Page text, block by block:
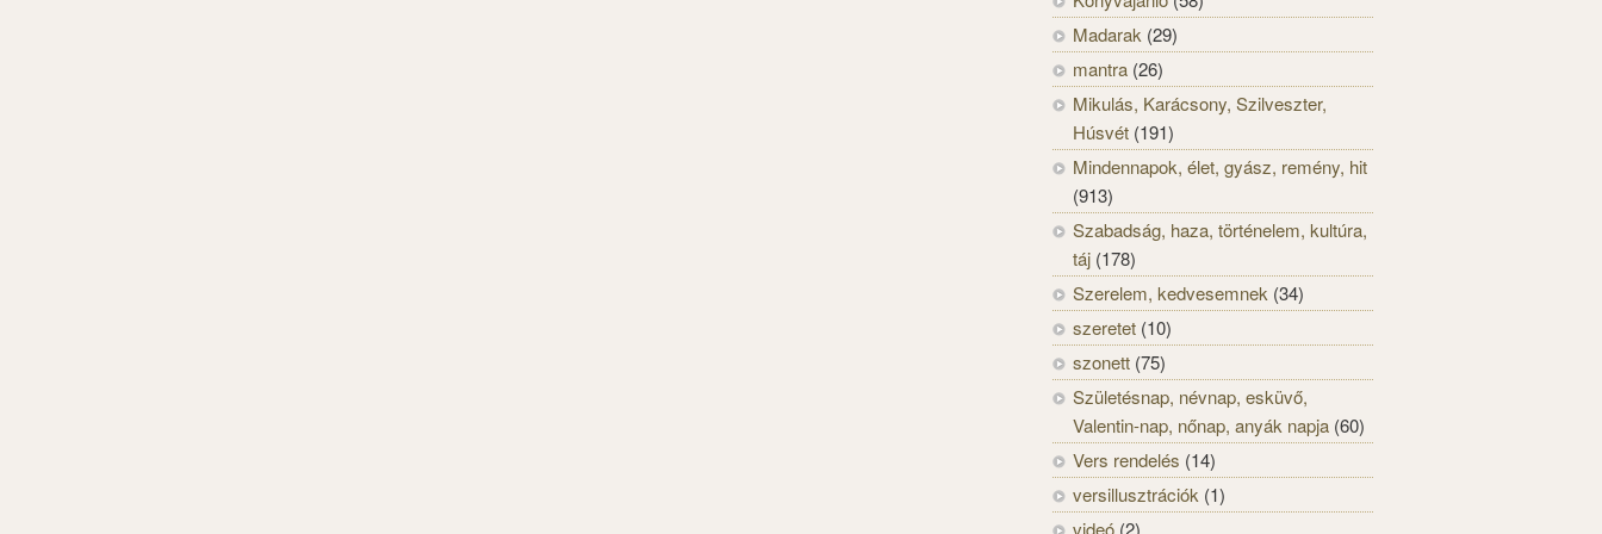
Madarak (29)
mantra (26)
Mikulás, Karácsony, Szilveszter,
Húsvét (191)
Mindennapok, élet, gyász, remény, hit
(913)
Szabadság, haza, történelem, kultúra,
táj (178)
Szerelem, kedvesemnek (34)
szeretet (10)
szonett (75)
Születésnap, névnap, esküvő,
Valentin-nap, nőnap, anyák napja (60)
Vers rendelés (14)
versillusztrációk (1)
videó (2)